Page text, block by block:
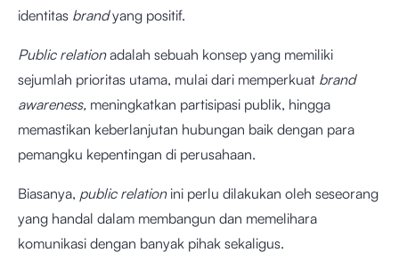
identitas brandyang positif.
Public relationadalah sebuah konsep yang memiliki
sejumlah prioritas utama, mulai dari memperkuat brand
awareness, meningkatkan partisipasi publik, hingga
memastikan keberlanjutan hubungan baik dengan para
pemangku kepentingan di perusahaan.
Biasanya, public relation ini perlu dilakukan oleh seseorang
yang handal dalam membangun dan memelihara
komunikasi dengan banyak pihak sekaligus.